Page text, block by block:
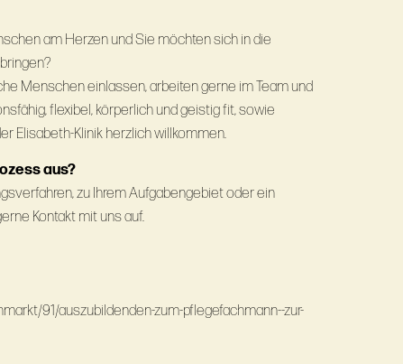
am Herzen und Sie möchten sich in die
Menschen einlassen, arbeiten gerne im Team und
flexibel, körperlich und geistig fit, sowie
Elisabeth-Klinik herzlich willkommen.
aus?
zu Ihrem Aufgabengebiet oder ein
Kontakt mit uns auf.
91/auszubildenden-zum-pflegefachmann--zur-